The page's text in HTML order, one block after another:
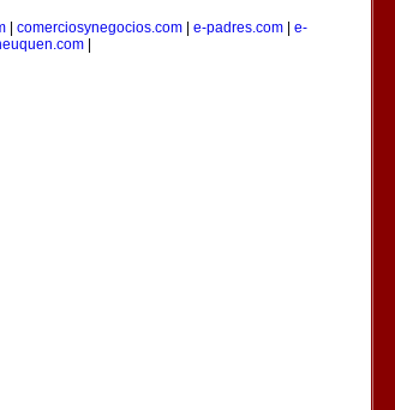
comerciosynegocios.com e-padres.com
e-
|